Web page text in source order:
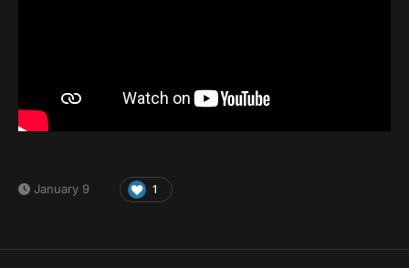
January 9 1